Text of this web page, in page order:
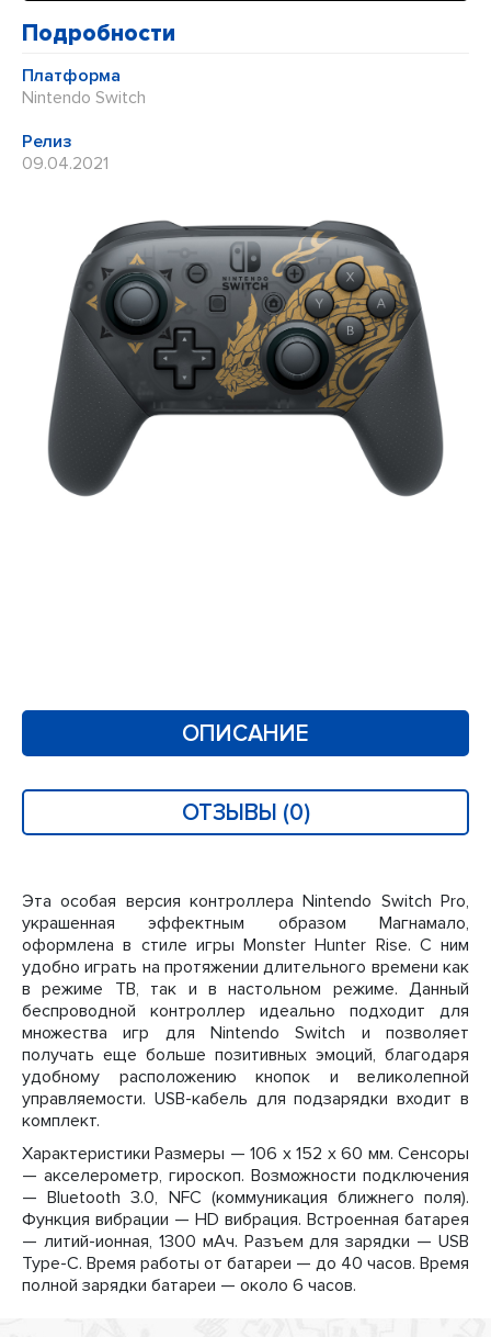
ОПИСАНИЕ
ОТЗЫВЫ (0)
Эта особая версия контроллера Nintendo Switch Pro,
украшенная эффектным образом Магнамало,
оформлена в стиле игры Monster Hunter Rise. С ним
удобно играть на протяжении длительного времени как
в режиме ТВ, так и в настольном режиме. Данный
беспроводной контроллер идеально подходит для
множества игр для Nintendo Switch и позволяет
получать еще больше позитивных эмоций, благодаря
удобному расположению кнопок и великолепной
управляемости. USB-кабель для подзарядки входит в
комплект.
Характеристики Размеры — 106 x 152 x 60 мм. Сенсоры
— акселерометр, гироскоп. Возможности подключения
— Bluetooth 3.0, NFC (коммуникация ближнего поля).
Функция вибрации — HD вибрация. Встроенная батарея
— литий-ионная, 1300 мАч. Разъем для зарядки — USB
Type-C. Время работы от батареи — до 40 часов. Время
полной зарядки батареи — около 6 часов.
Подробности
Платформа
Nintendo Switch
Релиз
09.04.2021